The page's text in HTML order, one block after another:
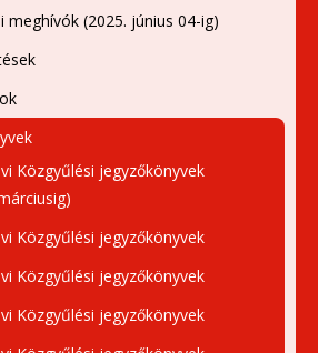
meghívók (2025. június 04-ig)
Közgyűlési jegyzőkönyvek
Közgyűlési jegyzőkönyvek
Közgyűlési jegyzőkönyvek
Közgyűlési jegyzőkönyvek